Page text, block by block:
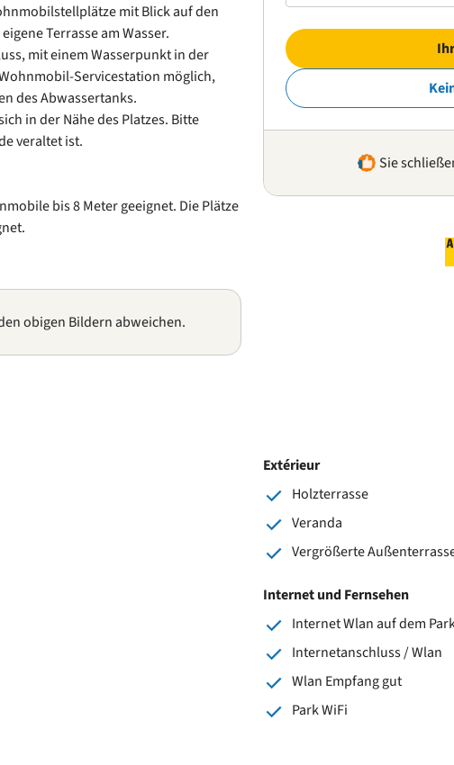
mit Blick auf den
Terrasse am Wasser.
mit einem Wasserpunkt in der
Servicestation möglich,
des Abwassertanks.
in der Nähe des Platzes. Bitte
veraltet ist.
bis 8 Meter geeignet. Die Plätze
obigen Bildern abweichen.
Sie
Extérieur
Holzterrasse
Veranda
Vergrößerte
Internet und Fernsehen
Internet Wlan auf dem
Internetanschluss / Wlan
Wlan Empfang gut
Park WiFi